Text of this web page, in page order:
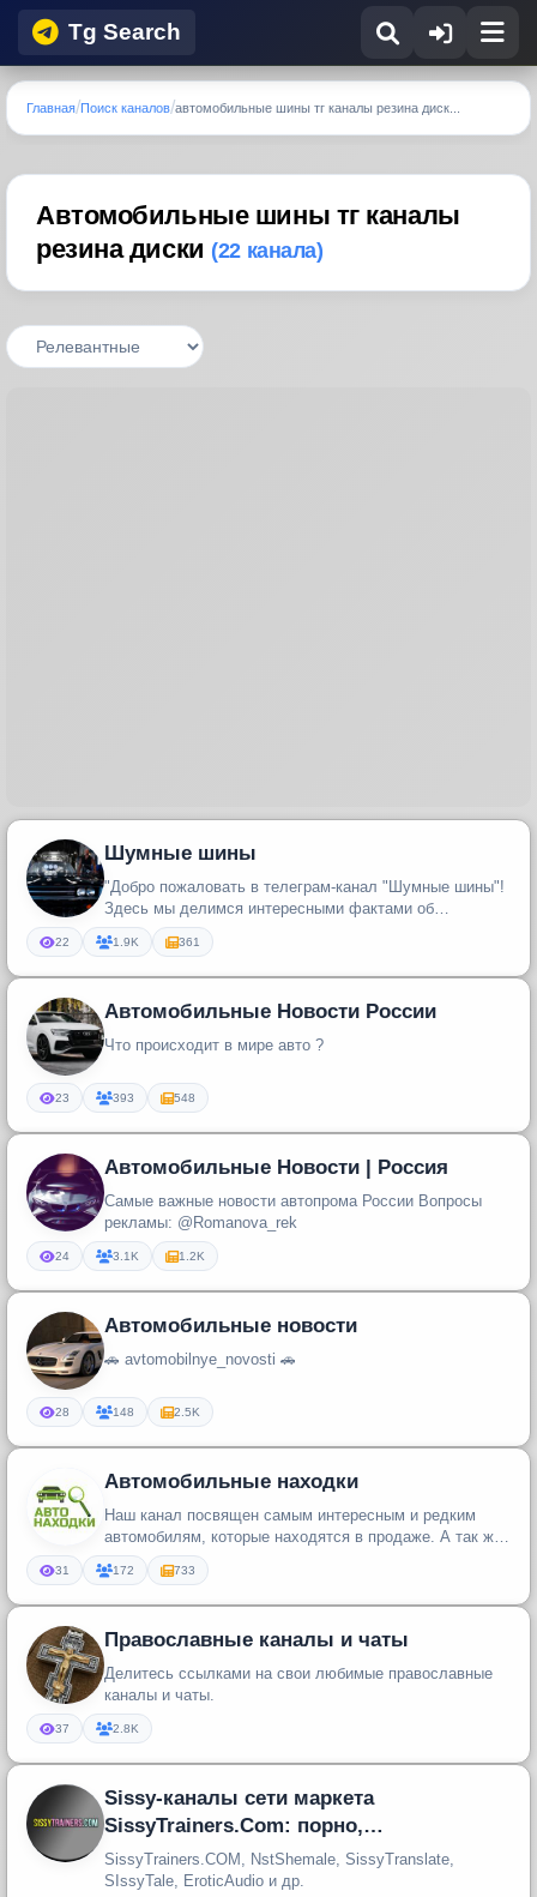
Tg Search
Главная Поиск каналов автомобильные шины тг каналы резина диск...
Автомобильные шины тг каналы
резина диски (22 канала)
Шумные шины
"Добро пожаловать в телеграм-канал "Шумные шины"!
Здесь мы делимся интересными фактами об
автомобилях, св...
22 1.9K 361
Автомобильные Новости России
Что происходит в мире авто ?
23 393 548
Автомобильные Новости | Россия
Самые важные новости автопрома России Вопросы
рекламы: @Romanova_rek
24 3.1K 1.2K
Автомобильные новости
🚗 avtomobilnye_novosti 🚗
28 148 2.5K
Автомобильные находки
Наш канал посвящен самым интересным и редким
автомобилям, которые находятся в продаже. А так же
тебя ждут истории, новос...
31 172 733
Православные каналы и чаты
Делитесь ссылками на свои любимые православные
каналы и чаты.
37 2.8K
Sissy-каналы сети маркета
SissyTrainers.Com: порно,
феминизация, гипноз
SissyTrainers.COM, NstShemale, SissyTranslate,
SIssyTale, EroticAudio и др.